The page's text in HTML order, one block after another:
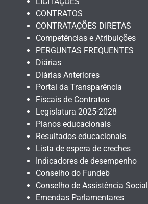
CONTRATOS
CONTRATAÇÕES DIRETAS
Competências e Atribuições
PERGUNTAS FREQUENTES
Diárias
Diárias Anteriores
Portal da Transparência
Fiscais de Contratos
Legislatura 2025-2028
Planos educacionais
Resultados educacionais
Lista de espera de creches
Indicadores de desempenho
Conselho do Fundeb
Conselho de Assistência Social
Emendas Parlamentares